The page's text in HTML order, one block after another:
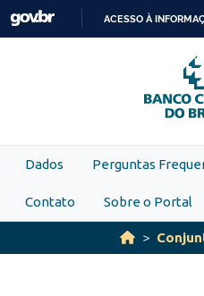
Skip to main content
ACESSO À
Dados Perguntas
Contato Sobre o Portal